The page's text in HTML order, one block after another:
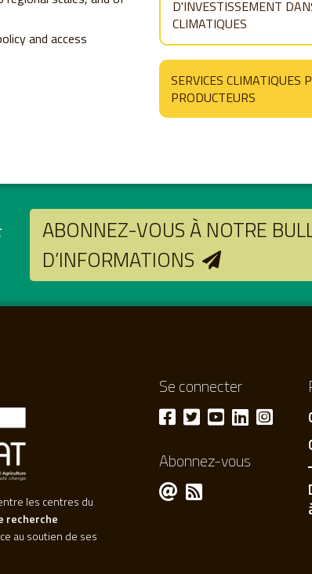
and access
D'INVESTISSEMENT
CLIMATIQUES
SERVICES CLIMATIQUES
PRODUCTEURS
ABONNEZ-VOUS À NOTRE
D’INFORMATIONS
les centres du
recherche
au soutien de ses
Se connecter
Abonnez-vous